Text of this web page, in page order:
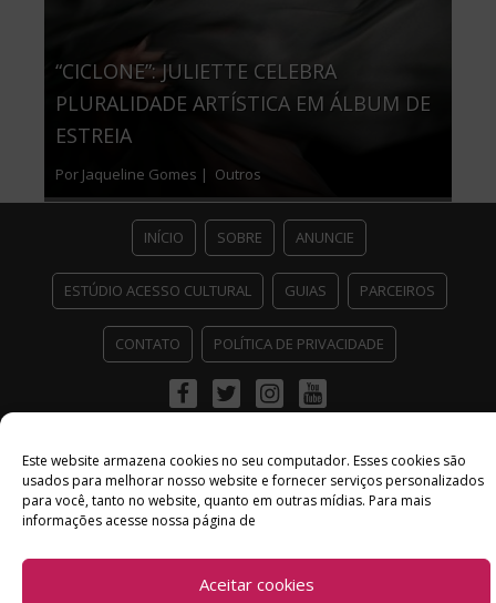
Este website armazena cookies no seu computador. Esses cookies são
usados ​​para melhorar nosso website e fornecer serviços personalizados
para você, tanto no website, quanto em outras mídias. Para mais
informações acesse nossa página de
Aceitar cookies
“CICLONE”: JULIETTE CELEBRA
PLURALIDADE ARTÍSTICA EM ÁLBUM DE
ESTREIA
Por Jaqueline Gomes | Outros
INÍCIO SOBRE ANUNCIE
ESTÚDIO ACESSO CULTURAL GUIAS PARCEIROS
CONTATO POLÍTICA DE PRIVACIDADE
FacebookTwitterInstagramYoutube
Desenvolvido por